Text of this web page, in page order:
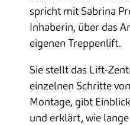
spricht mit Sabrina
Inhaberin, über das
eigenen Treppenlift.
Sie stellt das Lift-
einzelnen Schritte
Montage, gibt
und erklärt, wie